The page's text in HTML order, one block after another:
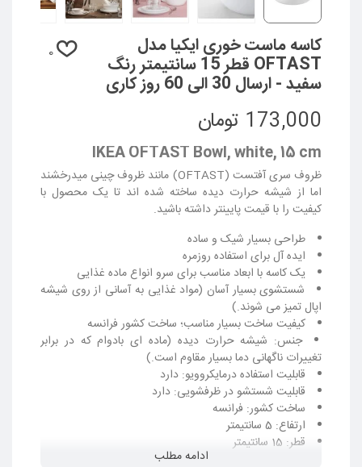
کاسه ماست خوری ایکیا مدل
OFTAST قطر 15 سانتیمتر رنگ
سفید - ارسال 30 الی 60 روز کاری
0
173,000 تومان
IKEA OFTAST Bowl, white, 15 cm
ظروف سری آفتست (OFTAST) مانند ظروف چینی میدرخشند
اما از شیشه حرارت دیده ساخته شده اند تا یک محصول با
کیفیت را با قیمت پایینتر داشته باشید.
طراحی بسیار شیک و ساده
ایده آل برای استفاده روزمره
یک کاسه با ابعاد مناسب برای سرو انواع ماده غذایی
شستشوی بسیار آسان (مواد غذایی به آسانی از روی شیشه
اپال تمیز می شوند.)
کیفیت ساخت بسیار مناسب؛ ساخت کشور فرانسه
جنس: شیشه حرارت دیده (ماده ای بادوام که در برابر
تغییرات ناگهانی دما بسیار مقاوم است.)
قابلیت استفاده درمایکروویو: دارد
قابلیت شستشو در ظرفشویی: دارد
ساخت کشور: فرانسه
ارتفاع: 5 سانتیمتر
قطر: 15 سانتیمتر
ادامه مطلب